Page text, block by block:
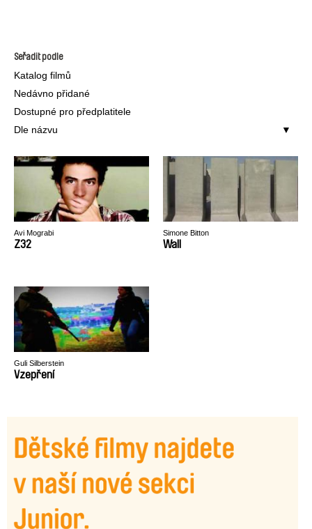
Seřadit podle
Katalog filmů
Nedávno přidané
Dostupné pro předplatitele
Dle názvu
Avi Mograbi
Z32
Simone Bitton
Wall
Guli Silberstein
Vzepření